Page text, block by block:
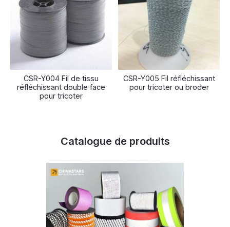
CSR-Y004 Fil de tissu
réfléchissant double face
pour tricoter
CSR-Y005 Fil réfléchissant
pour tricoter ou broder
Catalogue de produits